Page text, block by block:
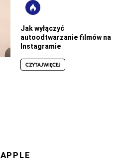
Jak wyłączyć
autoodtwarzanie filmów na
Instagramie
CZYTAJ WIĘCEJ
APPLE